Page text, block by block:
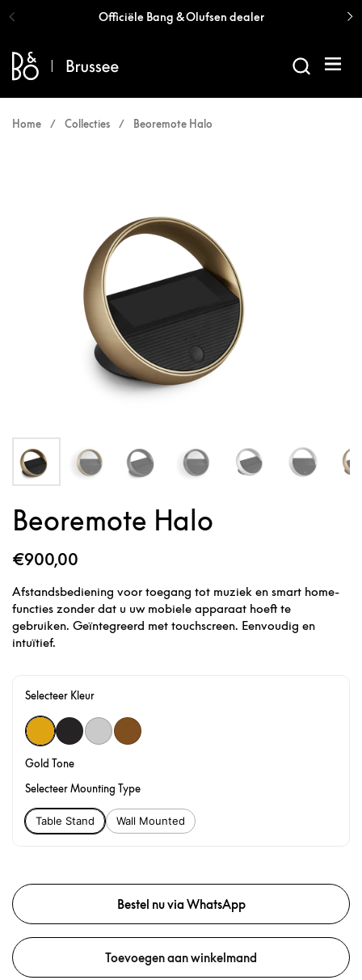
Officiële Bang & Olufsen dealer
Menu
Home / Collecties / Beoremote Halo
Beoremote Halo
€900,00
Afstandsbediening voor toegang tot muziek en smart home-
functies zonder dat u uw mobiele apparaat hoeft te
gebruiken. Geïntegreerd met touchscreen. Eenvoudig en
intuïtief.
Selecteer Kleur
Gold ToneBlack Anthracite
NaturalBronze Tone
Gold Tone
Selecteer Mounting Type
Table Stand Wall Mounted
Bestel nu via WhatsApp
Toevoegen aan winkelmand